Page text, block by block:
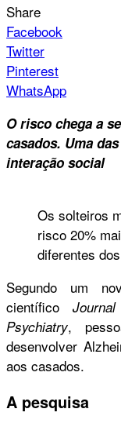
Share
Facebook
Twitter
Pinterest
WhatsApp
O risco chega a
casados. Uma
interação social
Os solteiros
risco 20%
diferentes
Segundo um
científico
Psychiatry,
desenvolver
aos casados.
A pesquisa